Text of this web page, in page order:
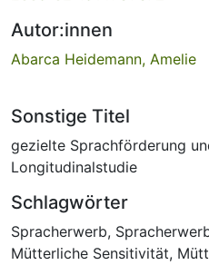
Autor:innen
Abarca Heidemann, Amelie
Sonstige Titel
gezielte Sprachförderung
Longitudinalstudie
Schlagwörter
Spracherwerb,
Mütterliche Sensitivität,